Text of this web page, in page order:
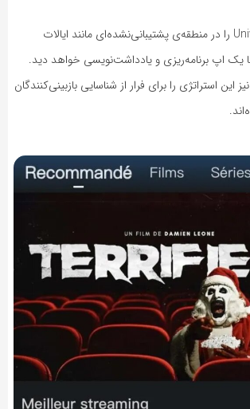
هرکسی که Univer Note را در منطقه‌ی پشتیبانی‌نشده‌ای مانند ایالات
یک اپ برنامه‌ریزی و یادداشت‌نویسی خواهد دید.
این استراتژی را برای فرار از شناسایی بازبینی‌کنندگان